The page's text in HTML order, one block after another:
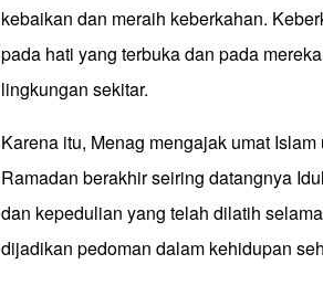
kebaikan dan meraih keberkahan.
pada hati yang terbuka dan pada
lingkungan sekitar.
Karena itu, Menag mengajak umat
Ramadan berakhir seiring datangnya
dan kepedulian yang telah dilatih
dijadikan pedoman dalam kehidupan